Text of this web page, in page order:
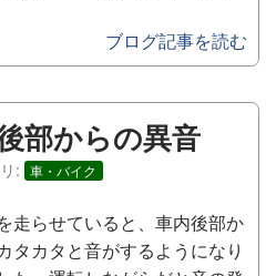
ブログ記事を読む
部からの異音
: 車・バイク
走らせていると、車内後部か
タカタと音がするようになり